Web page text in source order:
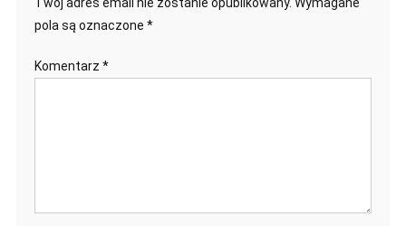
pola są oznaczone *
Komentarz *